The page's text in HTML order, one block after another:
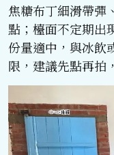
焦糖布丁細滑帶彈
點；檯面不定期出
份量適中，與冰飲
限，建議先點再拍